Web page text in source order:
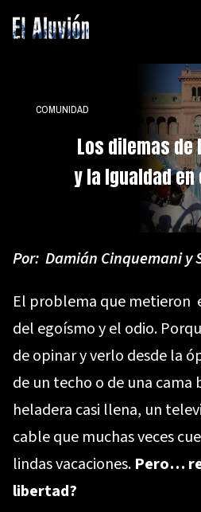
Saltar
El
COMUNIDAD
Los dilemas de
y la Igualdad en
Por: Damián Cinquemaniy
El problema que metieron
del egoísmo y el odio.
de opinar y verlo desde la
de un techo o de una cama
heladera casi llena, un
cable que muchas veces
lindas vacaciones. Pero…
libertad?